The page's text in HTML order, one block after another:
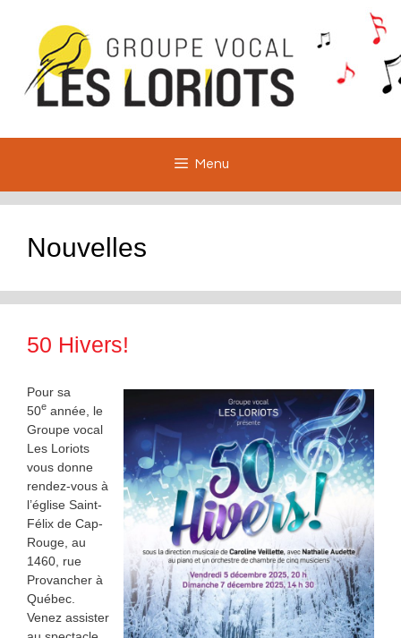
contenu
Menu
Nouvelles
50 Hivers!
Pour sa
50e année, le
Groupe vocal
Les Loriots
vous donne
rendez-vous à
l’église Saint-
Félix de Cap-
Rouge, au
1460, rue
Provancher à
Québec.
Venez assister